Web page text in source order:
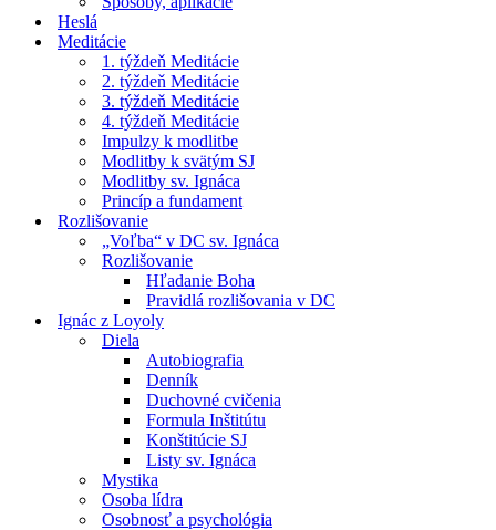
Heslá
Meditácie
1. týždeň Meditácie
2. týždeň Meditácie
3. týždeň Meditácie
4. týždeň Meditácie
Impulzy k modlitbe
Modlitby k svätým SJ
Modlitby sv. Ignáca
Princíp a fundament
Rozlišovanie
„Voľba“ v DC sv. Ignáca
Rozlišovanie
Hľadanie Boha
Pravidlá rozlišovania v DC
Ignác z Loyoly
Diela
Autobiografia
Denník
Duchovné cvičenia
Formula Inštitútu
Konštitúcie SJ
Listy sv. Ignáca
Mystika
Osoba lídra
Osobnosť a psychológia